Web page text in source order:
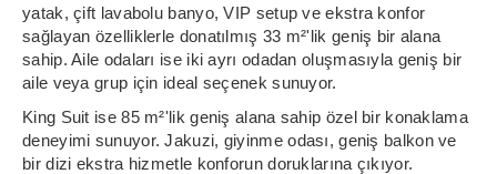
yatak, çift lavabolu banyo, VIP setup ve ekstra konfor
sağlayan özelliklerle donatılmış 33 m²'lik geniş bir alana
sahip. Aile odaları ise iki ayrı odadan oluşmasıyla geniş bir
aile veya grup için ideal seçenek sunuyor.
King Suit ise 85 m²'lik geniş alana sahip özel bir konaklama
deneyimi sunuyor. Jakuzi, giyinme odası, geniş balkon ve
bir dizi ekstra hizmetle konforun doruklarına çıkıyor.